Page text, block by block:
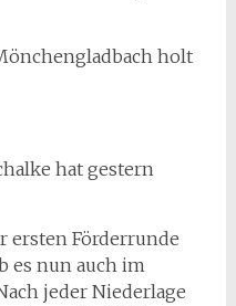
holt
hat gestern
ersten Förderrunde
es nun auch im
jeder Niederlage